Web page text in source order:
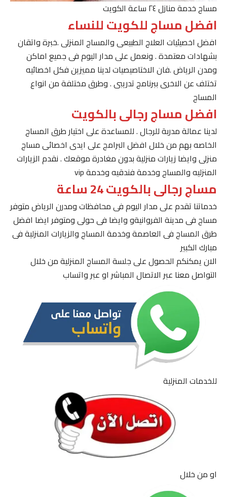
مساج خدمة منازل ٢٤ ساعة الكويت
افضل مساج للكويت للنساء
افضل اخصيئيات العلاج الطبيعى والمساج المنزلى .خبرة واتقان
بشهادات معتمدة . ونعمل على مدار اليوم فى جميع اماكن
ومدن الرياض .فان الاختاصيصيات لدينا مميزين فكل اخصائيه
تختلف عن الاخرى ببرنامج تدريبى . وطرق مختلفة من انواع
المساج
افضل مساج رجالى بالكويت
لدينا عمالة مدربة للرجال . للمساعدة على اختيار طرق المساج
الخاصه بهم من خلال افضل البرامج على ايدى اخصائى مساج
منزلى وايضا زيارات منزلية بدون مغادرة موقعك . نقدم الزيارات
المنزليه والمساج وخدمة فندقيه وخدمة vip
مساج رجالى بالكويت 24 ساعة
خدماتنا تقدم على مدار اليوم فى محافظات ومدرن الرياض متوفر
مساج فى مدينة الفروانيةو وايضا فى حولى ومتوفر ايضا افضل
طرق المساج فى العاصمة وخدمة المساج والزيارات المنزلية فى
مبارك الكبير
الان يمكنكم الحصول على جلسة المساج المنزلية من خلال
التواصل معنا عبر الاتصال المباشر او عبر واتساب
للخدمات المنزلية
او من خلال